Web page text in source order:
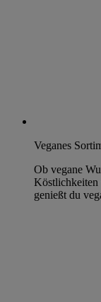
Veganes
Ob vegane
genießt du